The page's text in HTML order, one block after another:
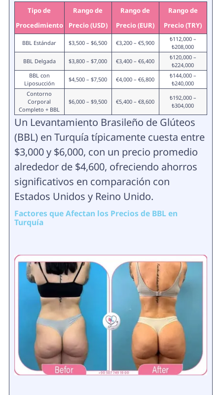
Tipo de
Procedimiento
Rango de
Precio (USD)
Rango de
Precio (EUR)
Rango de
Precio (TRY)
BBL Estándar $3,500 – $6,500 €3,200 – €5,900
₺112,000 –
₺208,000
BBL Delgada
$3,800 – $7,000 €3,400 – €6,400
₺120,000 –
₺224,000
BBL con
Liposucción
$4,500 – $7,500 €4,000 – €6,800
₺144,000 –
₺240,000
Contorno
Corporal
Completo + BBL
$6,000 – $9,500 €5,400 – €8,600
₺192,000 –
₺304,000
Un Levantamiento Brasileño de Glúteos
(BBL) en Turquía típicamente cuesta entre
$3,000 y $6,000, con un precio promedio
alrededor de $4,600, ofreciendo ahorros
significativos en comparación con
Estados Unidos y Reino Unido.
Factores que Afectan los Precios de BBL en
Turquía